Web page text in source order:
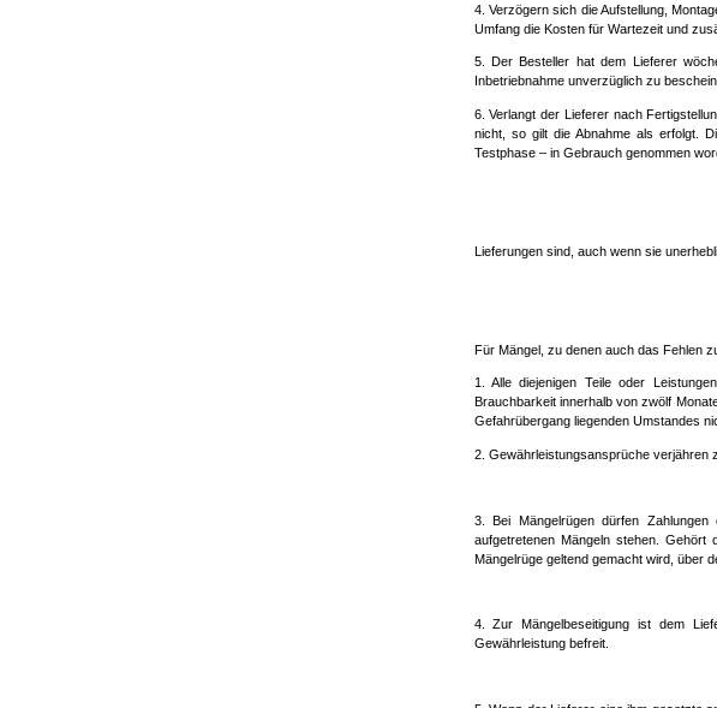
4. Verzögern sich die Aufstellung,
Umfang die Kosten für Wartezeit und
5. Der Besteller hat dem Lieferer
Inbetriebnahme unverzüglich zu
6. Verlangt der Lieferer nach
nicht, so gilt die Abnahme als erfolgt.
Testphase – in Gebrauch genommen
Lieferungen sind, auch wenn sie
Für Mängel, zu denen auch das Fehlen
1. Alle diejenigen Teile oder
Brauchbarkeit innerhalb von zwölf
Gefahrübergang liegenden Umstandes
2. Gewährleistungsansprüche verjähren
3. Bei Mängelrügen dürfen
aufgetretenen Mängeln stehen.
Mängelrüge geltend gemacht wird, über
4. Zur Mängelbeseitigung ist dem
Gewährleistung befreit.